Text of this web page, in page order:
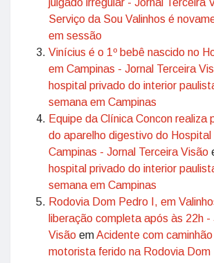
julgado irregular - Jornal Terceira
Serviço da Sou Valinhos é
em sessão
Vinícius é o 1º bebê nascido no
em Campinas - Jornal Terceira
hospital privado do interior
semana em Campinas
Equipe da Clínica Concon realiza
do aparelho digestivo do Hospital
Campinas - Jornal Terceira Visão
hospital privado do interior
semana em Campinas
Rodovia Dom Pedro I, em
liberação completa após às 22h -
Visão emAcidente com
motorista ferido na Rodovia Dom